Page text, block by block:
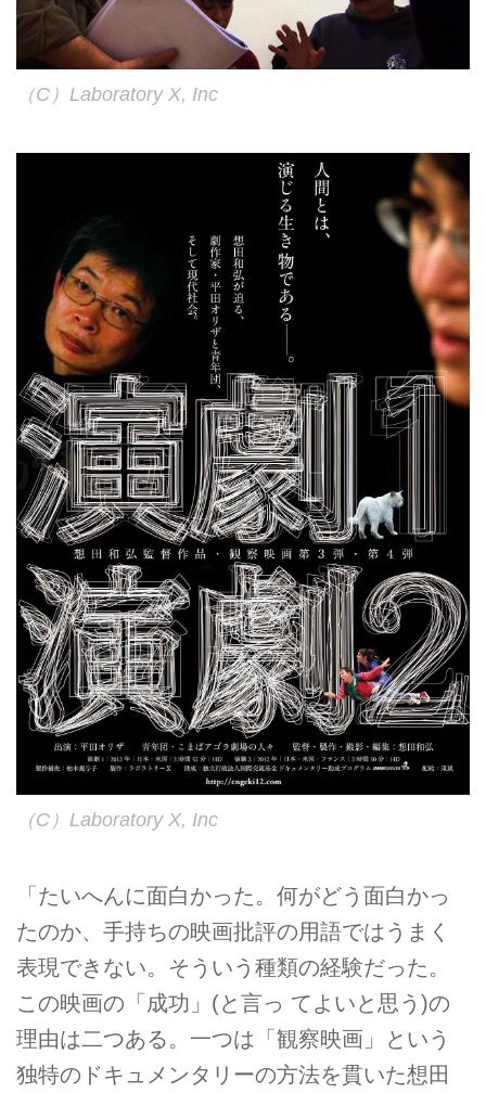
（C）Laboratory X, Inc
（C）Laboratory X, Inc
「たいへんに面白かった。何がどう面白かっ
たのか、手持ちの映画批評の用語ではうまく
表現できない。そういう種類の経験だった。
この映画の「成功」(と言っ てよいと思う)の
理由は二つある。一つは「観察映画」という
独特のドキュメンタリーの方法を貫いた想田